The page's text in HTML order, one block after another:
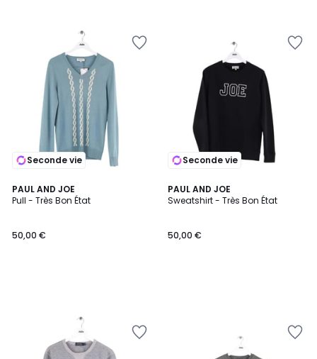
Seconde vie
PAUL AND JOE
Pull - Très Bon État
50,00 €
Seconde vie
PAUL AND JOE
Sweatshirt - Très Bon État
50,00 €